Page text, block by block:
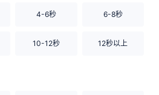
4-6秒 6-8秒
10-12秒 12秒以上